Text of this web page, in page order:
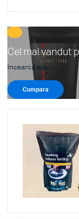
Cel mai vandut
Incearca si tu
Cumpara